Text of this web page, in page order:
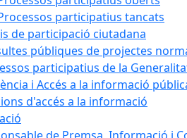
participatius tancats
de participació ciutadana
públiques de projectes
participatius de la
i Accés a la informació
d'accés a la informació